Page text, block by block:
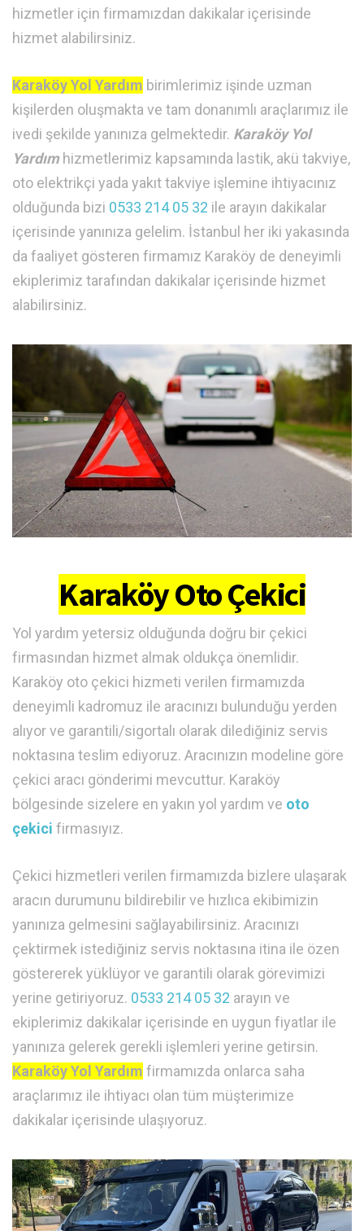
hizmetler için firmamızdan dakikalar içerisinde
hizmet alabilirsiniz.
Karaköy Yol Yardım birimlerimiz işinde uzman
kişilerden oluşmakta ve tam donanımlı araçlarımız ile
ivedi şekilde yanınıza gelmektedir. Karaköy Yol
Yardımhizmetlerimiz kapsamında lastik, akü takviye,
oto elektrikçi yada yakıt takviye işlemine ihtiyacınız
olduğunda bizi 0533 214 05 32 ile arayın dakikalar
içerisinde yanınıza gelelim. İstanbul her iki yakasında
da faaliyet gösteren firmamız Karaköy de deneyimli
ekiplerimiz tarafından dakikalar içerisinde hizmet
alabilirsiniz.
Karaköy Oto Çekici
Yol yardım yetersiz olduğunda doğru bir çekici
firmasından hizmet almak oldukça önemlidir.
Karaköy oto çekici hizmeti verilen firmamızda
deneyimli kadromuz ile aracınızı bulunduğu yerden
alıyor ve garantili/sigortalı olarak dilediğiniz servis
noktasına teslim ediyoruz. Aracınızın modeline göre
çekici aracı gönderimi mevcuttur. Karaköy
bölgesinde sizelere en yakın yol yardım ve oto
çekici firmasıyız.
Çekici hizmetleri verilen firmamızda bizlere ulaşarak
aracın durumunu bildirebilir ve hızlıca ekibimizin
yanınıza gelmesini sağlayabilirsiniz. Aracınızı
çektirmek istediğiniz servis noktasına itina ile özen
göstererek yüklüyor ve garantili olarak görevimizi
yerine getiriyoruz. 0533 214 05 32 arayın ve
ekiplerimiz dakikalar içerisinde en uygun fiyatlar ile
yanınıza gelerek gerekli işlemleri yerine getirsin.
Karaköy Yol Yardım firmamızda onlarca saha
araçlarımız ile ihtiyacı olan tüm müşterimize
dakikalar içerisinde ulaşıyoruz.